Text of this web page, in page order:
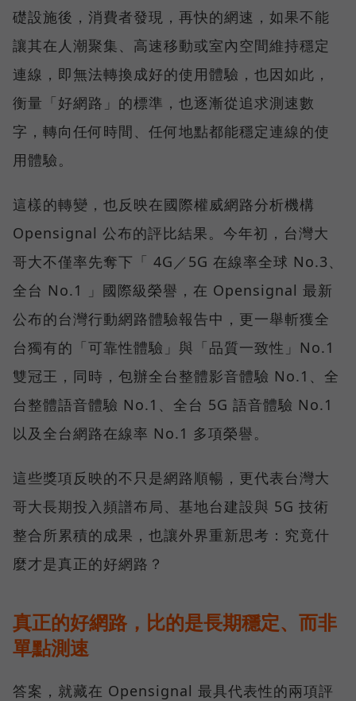
礎設施後，消費者發現，再快的網速，如果不能
讓其在人潮聚集、高速移動或室內空間維持穩定
連線，即無法轉換成好的使用體驗，也因如此，
衡量「好網路」的標準，也逐漸從追求測速數
字，轉向任何時間、任何地點都能穩定連線的使
用體驗。
這樣的轉變，也反映在國際權威網路分析機構
Opensignal 公布的評比結果。今年初，台灣大
哥大不僅率先奪下「 4G／5G 在線率全球 No.3、
全台 No.1 」國際級榮譽，在 Opensignal 最新
公布的台灣行動網路體驗報告中，更一舉斬獲全
台獨有的「可靠性體驗」與「品質一致性」No.1
雙冠王，同時，包辦全台整體影音體驗 No.1、全
台整體語音體驗 No.1、全台 5G 語音體驗 No.1
以及全台網路在線率 No.1 多項榮譽。
這些獎項反映的不只是網路順暢，更代表台灣大
哥大長期投入頻譜布局、基地台建設與 5G 技術
整合所累積的成果，也讓外界重新思考：究竟什
麼才是真正的好網路？
真正的好網路，比的是長期穩定、而非
單點測速
答案，就藏在 Opensignal 最具代表性的兩項評